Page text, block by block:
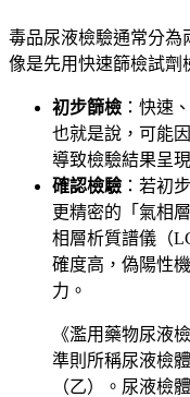
毒品尿液檢驗通常分為
像是先用快速篩檢試劑
初步篩檢：快速
也就是說，可能
導致檢驗結果呈
確認檢驗 ：若初
更精密的「氣相
相層析質譜儀（
確度高，偽陽性
力。
《濫用藥物尿液
準則所稱尿液檢
（乙）。尿液檢